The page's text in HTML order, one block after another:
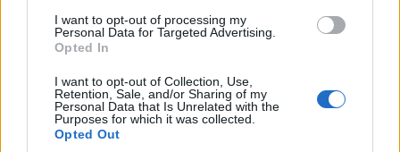
I want to opt-out of processing my
Personal Data for Targeted Advertising.
Opted In
I want to opt-out of Collection, Use,
Retention, Sale, and/or Sharing of my
Personal Data that Is Unrelated with the
Purposes for which it was collected.
Opted Out